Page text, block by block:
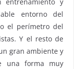
entrenamiento y
entorno del
el perímetro del
Y el resto de
gran ambiente y
una forma muy